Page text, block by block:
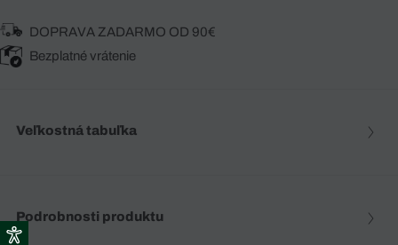
DOPRAVA ZADARMO OD 90€
Bezplatné vrátenie
Veľkostná tabuľka
Podrobnosti produktu